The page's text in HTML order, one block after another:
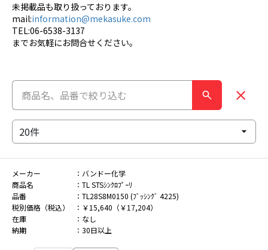
未掲載品も取り扱っております。
mail:information@mekasuke.com
TEL:06-6538-3137
までお気軽にお問合せください。
メーカー
バンドー化学
商品名
TL STSｼﾝｸﾛﾌﾟｰﾘ
品番
TL28S8M0150 (ﾌﾞｯｼﾝｸﾞ 4225)
税別価格（税込）
￥15,640（￥17,204）
在庫
なし
納期
30日以上